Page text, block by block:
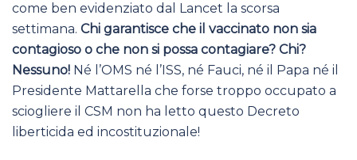
come ben evidenziato dal Lancet la scorsa
settimana. Chi garantisce che il vaccinato non sia
contagioso o che non si possa contagiare? Chi?
Nessuno! Né l’OMS né l’ISS, né Fauci, né il Papa né il
Presidente Mattarella che forse troppo occupato a
sciogliere il CSM non ha letto questo Decreto
liberticida ed incostituzionale!